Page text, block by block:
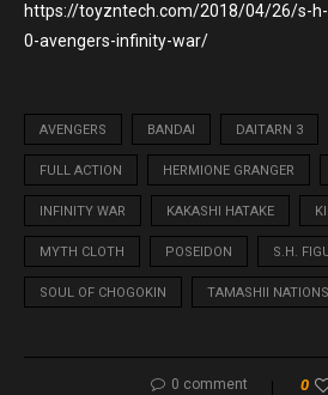
https://toyzntech.com/2018/04/26/s-
0-avengers-infinity-war/
AVENGERS BANDAI DAITARN 3
FULL ACTION HERMIONE GRANGER
INFINITY WAR KAKASHI HATAKE
MYTH CLOTH POSEIDON S.H.
SOUL OF CHOGOKIN TAMASHII NATIONS
0 comment 0